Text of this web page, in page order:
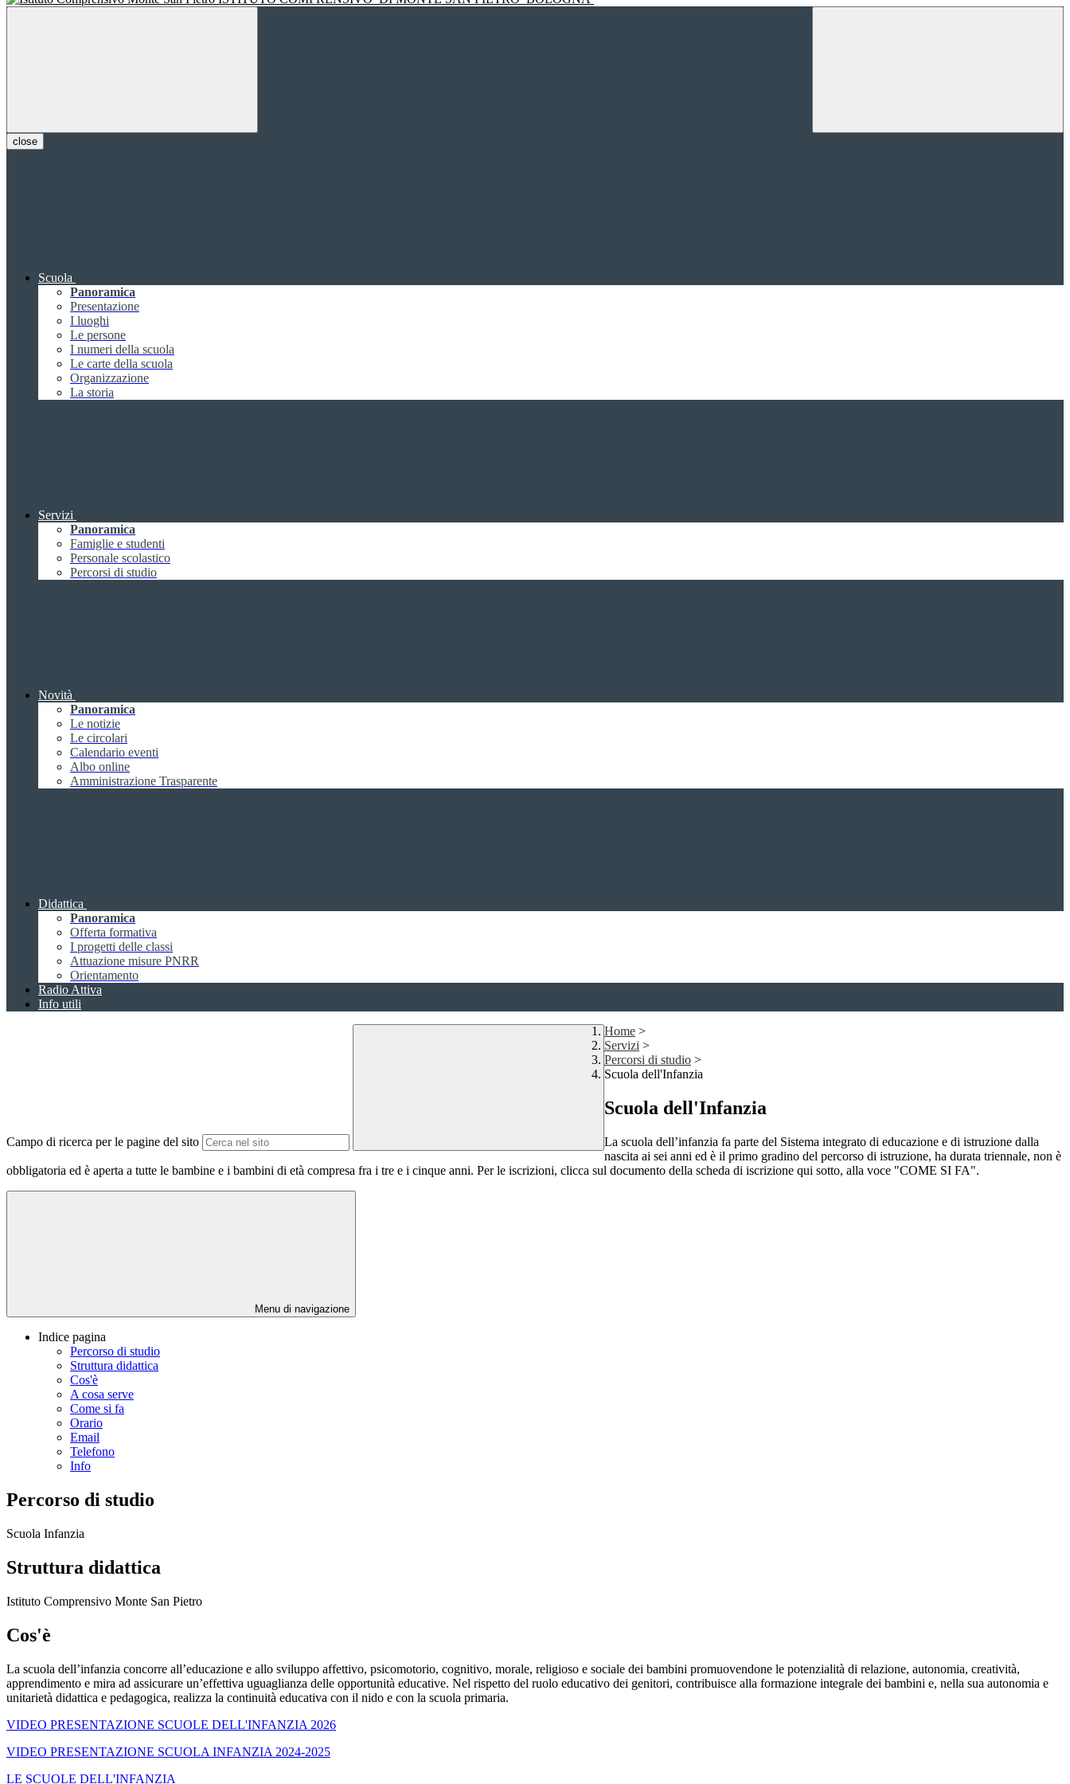
close
Scuola
Panoramica
Presentazione
I luoghi
Le persone
I numeri della scuola
Le carte della scuola
Organizzazione
La storia
Servizi
Panoramica
Famiglie e studenti
Personale scolastico
Percorsi di studio
Novità
Panoramica
Le notizie
Le circolari
Calendario eventi
Albo online
Amministrazione Trasparente
Didattica
Panoramica
Offerta formativa
I progetti delle classi
Attuazione misure PNRR
Orientamento
Radio Attiva
Info utili
Campo di ricerca per le pagine del sito
Home >
Servizi >
Percorsi di studio >
Scuola dell'Infanzia
Scuola dell'Infanzia
La scuola dell’infanzia fa parte del Sistema integrato di educazione e di istruzione dalla
nascita ai sei anni ed è il primo gradino del percorso di istruzione, ha durata triennale, non è
obbligatoria ed è aperta a tutte le bambine e i bambini di età compresa fra i tre e i cinque anni. Per le iscrizioni, clicca sul documento della scheda di iscrizione qui sotto, alla voce "COME SI FA".
Menu di navigazione
Indice pagina
Percorso di studio
Struttura didattica
Cos'è
A cosa serve
Come si fa
Orario
Email
Telefono
Info
Percorso di studio
Scuola Infanzia
Struttura didattica
Istituto Comprensivo Monte San Pietro
Cos'è
La scuola dell’infanzia concorre all’educazione e allo sviluppo affettivo, psicomotorio, cognitivo, morale, religioso e sociale dei bambini promuovendone le potenzialità di relazione, autonomia, creatività,
apprendimento e mira ad assicurare un’effettiva uguaglianza delle opportunità educative. Nel rispetto del ruolo educativo dei genitori, contribuisce alla formazione integrale dei bambini e, nella sua autonomia e
unitarietà didattica e pedagogica, realizza la continuità educativa con il nido e con la scuola primaria.
VIDEO PRESENTAZIONE SCUOLE DELL'INFANZIA 2026
VIDEO PRESENTAZIONE SCUOLA INFANZIA 2024-2025
LE SCUOLE DELL'INFANZIA